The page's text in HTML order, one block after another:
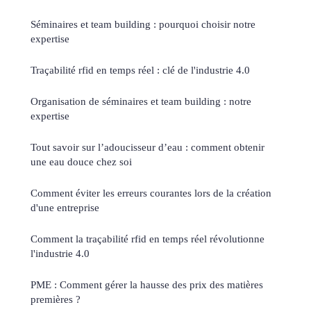
Séminaires et team building : pourquoi choisir notre
expertise
Traçabilité rfid en temps réel : clé de l'industrie 4.0
Organisation de séminaires et team building : notre
expertise
Tout savoir sur l’adoucisseur d’eau : comment obtenir
une eau douce chez soi
Comment éviter les erreurs courantes lors de la création
d'une entreprise
Comment la traçabilité rfid en temps réel révolutionne
l'industrie 4.0
PME : Comment gérer la hausse des prix des matières
premières ?